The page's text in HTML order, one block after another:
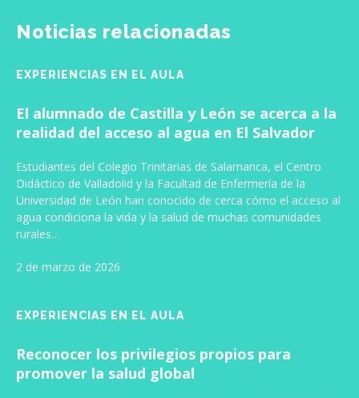
Noticias relacionadas
EXPERIENCIAS EN EL AULA
El alumnado de Castilla y León se acerca a la
realidad del acceso al agua en El Salvador
Estudiantes del Colegio Trinitarias de Salamanca, el Centro
Didáctico de Valladolid y la Facultad de Enfermería de la
Universidad de León han conocido de cerca cómo el acceso al
agua condiciona la vida y la salud de muchas comunidades
rurales…
2 de marzo de 2026
EXPERIENCIAS EN EL AULA
Reconocer los privilegios propios para
promover la salud global